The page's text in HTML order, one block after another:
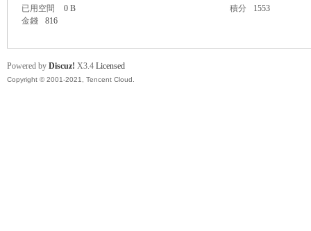
已用空間
0 B 積分
1553
金錢
816
Powered by Discuz! X3.4 Licensed
Copyright © 2001-2021, Tencent Cloud.